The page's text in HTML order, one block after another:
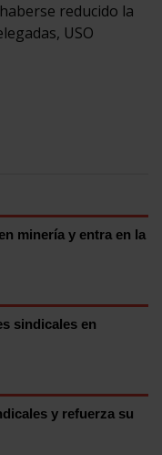
reducido la
USO
minería y entra en la
sindicales en
y refuerza su